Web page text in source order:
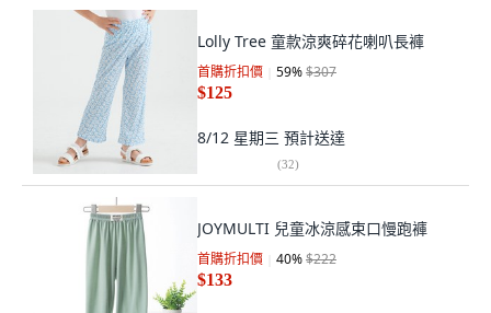
Lolly Tree 童款涼爽碎花喇叭長褲
首購折扣價 59%$307
$125
8/12 星期三 預計送達
(32)
JOYMULTI 兒童冰涼感束口慢跑褲
首購折扣價 40%$222
$133